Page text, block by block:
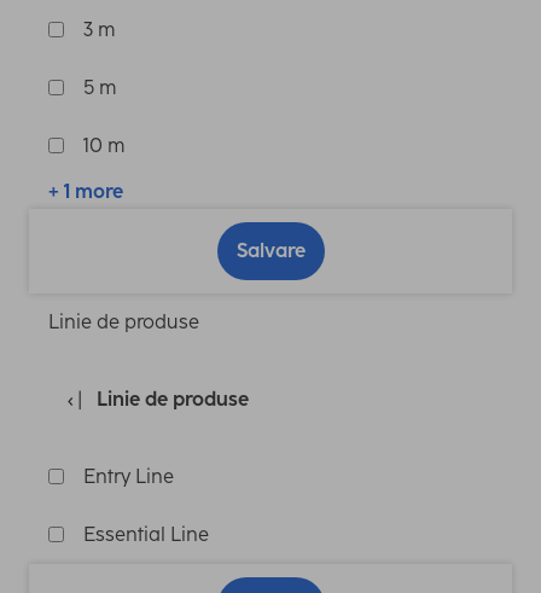
3 m
5 m
10 m
+ 1 more
Salvare
Linie de produse
Linie de produse
Entry Line
Essential Line